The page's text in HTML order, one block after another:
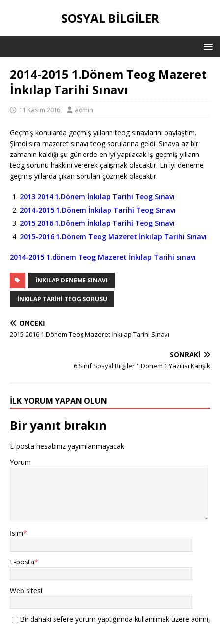
SOSYAL BILGILER
2014-2015 1.Dönem Teog Mazeret
İnkılap Tarihi Sınavı
11 Kasım 2016 admin
Geçmiş konularda geçmiş yılların teog sınavlarını paylaştım.
Şimdi sıra mazeret sınavı teog sorularına geldi. Sınava az bir
zamanın kaldığı şu günlerde en iyi yapılacak iş geçmiş yılların
teog sorunu hakkını vererek çalışmak olacaktır. En iyi deneme
geçmiş yıllarda çıkan soruları çözmek olacaktır.
2013 2014 1.Dönem İnkılap Tarihi Teog Sınavı
2014-2015 1.Dönem İnkılap Tarihi Teog Sınavı
2015 2016 1.Dönem İnkılap Tarihi Teog Sınavı
2015-2016 1.Dönem Teog Mazeret İnkılap Tarihi Sınavı
2014-2015 1.dönem Teog Mazeret İnkılap Tarihi sınavı
INKILAP DENEME SINAVI
INKILAP TARIHI TEOG SORUSU
ÖNCEKI
2015-2016 1.Dönem Teog Mazeret İnkılap Tarihi Sınavı
SONRAKI
6.Sınıf Sosyal Bilgiler 1.Dönem 1.Yazılısı Karışık
İLK YORUM YAPAN OLUN
Bir yanıt bırakın
E-posta hesabınız yayımlanmayacak.
Yorum
İsim*
E-posta*
Web sitesi
Bir dahaki sefere yorum yaptığımda kullanılmak üzere adımı,